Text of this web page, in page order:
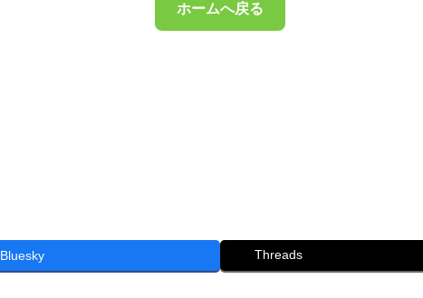
ホームへ戻る
Bluesky Threads